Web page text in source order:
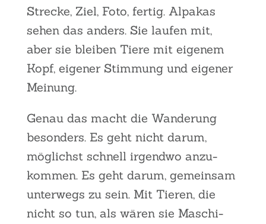
Stre­cke, Ziel, Foto, fer­tig. Alpa­kas
sehen das anders. Sie lau­fen mit,
aber sie blei­ben Tie­re mit eige­nem
Kopf, eige­ner Stim­mung und eige­ner
Mei­nung.
Genau das macht die Wan­de­rung
beson­ders. Es geht nicht dar­um,
mög­lichst schnell irgend­wo anzu­
kom­men. Es geht dar­um, gemein­sam
unter­wegs zu sein. Mit Tie­ren, die
nicht so tun, als wären sie Maschi­